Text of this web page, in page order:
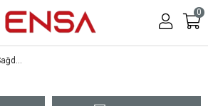
0
Soldan - Sağdan Bıçaklılar